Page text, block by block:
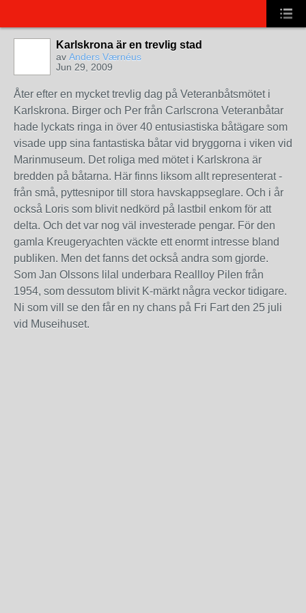
Karlskrona är en trevlig stad
av Anders Værnéus
Jun 29, 2009
Åter efter en mycket trevlig dag på Veteranbåtsmötet i
Karlskrona. Birger och Per från Carlscrona Veteranbåtar
hade lyckats ringa in över 40 entusiastiska båtägare som
visade upp sina fantastiska båtar vid bryggorna i viken vid
Marinmuseum. Det roliga med mötet i Karlskrona är
bredden på båtarna. Här finns liksom allt representerat -
från små, pyttesnipor till stora havskappseglare. Och i år
också Loris som blivit nedkörd på lastbil enkom för att
delta. Och det var nog väl investerade pengar. För den
gamla Kreugeryachten väckte ett enormt intresse bland
publiken. Men det fanns det också andra som gjorde.
Som Jan Olssons lilal underbara Reallloy Pilen från
1954, som dessutom blivit K-märkt några veckor tidigare.
Ni som vill se den får en ny chans på Fri Fart den 25 juli
vid Museihuset.